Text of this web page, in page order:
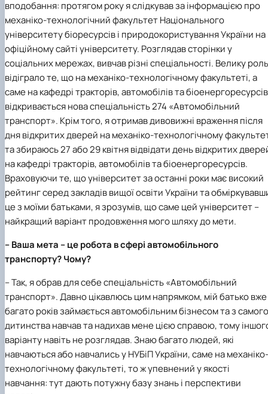
вподобання: протягом року я слідкував за інформацією про
механіко-технологічний факультет Національного
університету біоресурсів і природокористування України на
офіційному сайті університету. Розглядав сторінки у
соціальних мережах, вивчав різні спеціальності. Велику роль
відіграло те, що на механіко-технологічному факультеті, а
саме на кафедрі тракторів, автомобілів та біоенергоресурсів
відкривається нова спеціальність 274 «Автомобільний
транспорт». Крім того, я отримав дивовижні враження після
дня відкритих дверей на механіко-технологічному
та збираюсь 27 або 29 квітня відвідати день відкритих
на кафедрі тракторів, автомобілів та біоенергоресурсів.
Враховуючи те, що університет за останні роки має високий
рейтинг серед закладів вищої освіти України та
це з моїми батьками, я зрозумів, що саме цей університет –
найкращий варіант продовження мого шляху до мети.
– Ваша мета – це робота в сфері автомобільного
транспорту? Чому?
– Так, я обрав для себе спеціальність «Автомобільний
транспорт». Давно цікавлюсь цим напрямком, мій батько вже
багато років займається автомобільним бізнесом та з самого
дитинства навчав та надихав мене цією справою, тому
варіанту навіть не розглядав. Знаю багато людей, які
навчаються або навчались у НУБіП України, саме на механіко-
технологічному факультеті, то ж упевнений у якості
навчання: тут дають потужну базу знань і перспективи